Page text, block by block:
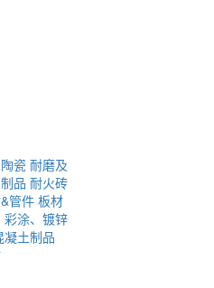
瓷 耐磨及
品 耐火砖
管件板材
彩涂、镀锌
凝土制品